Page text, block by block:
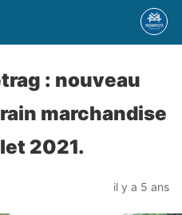
: nouveau
marchandise
2021.
il y a 5 ans